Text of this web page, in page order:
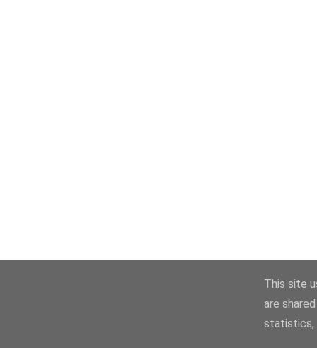
This site
are
statistics,